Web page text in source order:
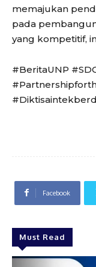
memajukan
pada
yang kompetitif,
#BeritaUNP
Facebook
Must Read